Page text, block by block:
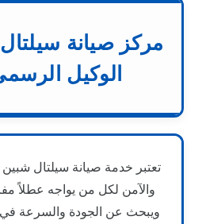
مركز صيانة
الوكيل
تعتبر خدمة صيانة سيلتال
ويبحث عن الجودة والسرعة